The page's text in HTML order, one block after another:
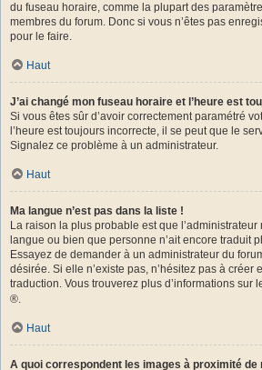
du fuseau horaire, comme la plupart des
membres du forum. Donc si vous n’êtes pas
pour le faire.
Haut
J’ai changé mon fuseau horaire et l’heure est
Si vous êtes sûr d’avoir correctement paramétré
l’heure est toujours incorrecte, il se peut que le
Signalez ce problème à un administrateur.
Haut
Ma langue n’est pas dans la liste !
La raison la plus probable est que l’administrateur
langue ou bien que personne n’ait encore traduit
Essayez de demander à un administrateur du
désirée. Si elle n’existe pas, n’hésitez pas à créer
traduction. Vous trouverez plus d’informations sur
®.
Haut
A quoi correspondent les images à proximité de